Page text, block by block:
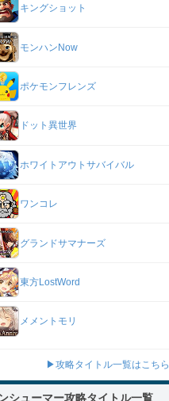
キングショット
モンハンNow
ポケモンフレンズ
ドット異世界
ホワイトアウトサバイバル
ワンコレ
グランドサマナーズ
東方LostWord
メメントモリ
▶攻略タイトル一覧はこちら
シューマー攻略タイトル一覧